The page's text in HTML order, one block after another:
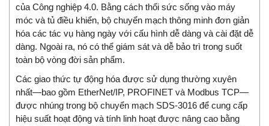
của Công nghiệp 4.0. Bằng cách thổi sức sống vào máy
móc và tủ điều khiển, bộ chuyển mạch thông minh đơn giản
hóa các tác vụ hàng ngày với cấu hình dễ dàng và cài đặt dễ
dàng. Ngoài ra, nó có thể giám sát và dễ bảo trì trong suốt
toàn bộ vòng đời sản phẩm.
Các giao thức tự động hóa được sử dụng thường xuyên
nhất—bao gồm EtherNet/IP, PROFINET và Modbus TCP—
được nhúng trong bộ chuyển mạch SDS-3016 để cung cấp
hiệu suất hoạt động và tính linh hoạt được nâng cao bằng